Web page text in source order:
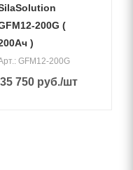
200G (
)
GFM12-200G
35 750 руб./шт